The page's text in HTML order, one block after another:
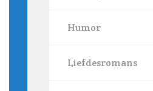
Humor
Liefdesromans